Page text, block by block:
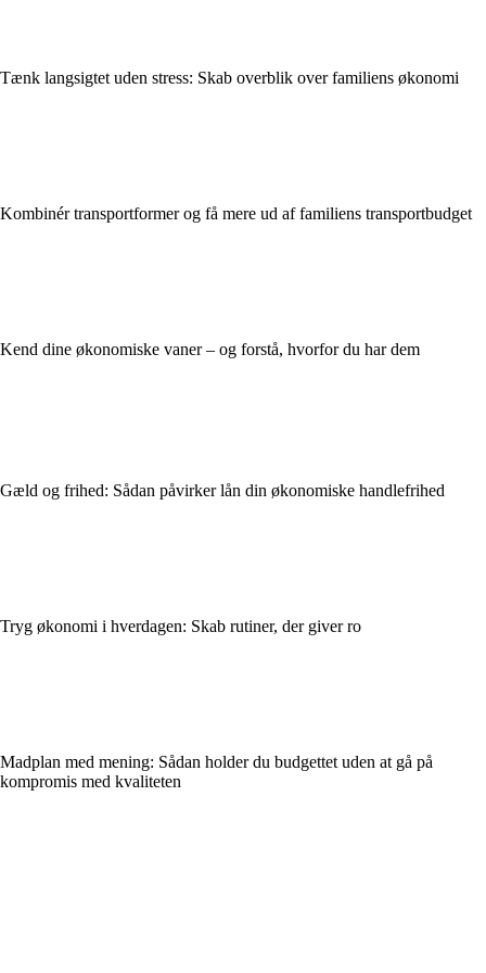
Tænk langsigtet uden stress: Skab overblik over familiens økonomi
Kombinér transportformer og få mere ud af familiens transportbudget
Kend dine økonomiske vaner – og forstå, hvorfor du har dem
Gæld og frihed: Sådan påvirker lån din økonomiske handlefrihed
Tryg økonomi i hverdagen: Skab rutiner, der giver ro
Madplan med mening: Sådan holder du budgettet uden at gå på
kompromis med kvaliteten